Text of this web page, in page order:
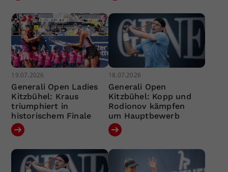
19.07.2026
Generali Open Ladies
Kitzbühel: Kraus
triumphiert in
historischem Finale
18.07.2026
Generali Open
Kitzbühel: Kopp und
Rodionov kämpfen
um Hauptbewerb